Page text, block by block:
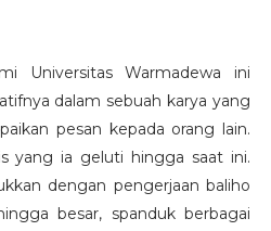
Universitas Warmadewa ini
dalam sebuah karya yang
pesan kepada orang lain.
yang ia geluti hingga saat ini.
dengan pengerjaan baliho
besar, spanduk berbagai